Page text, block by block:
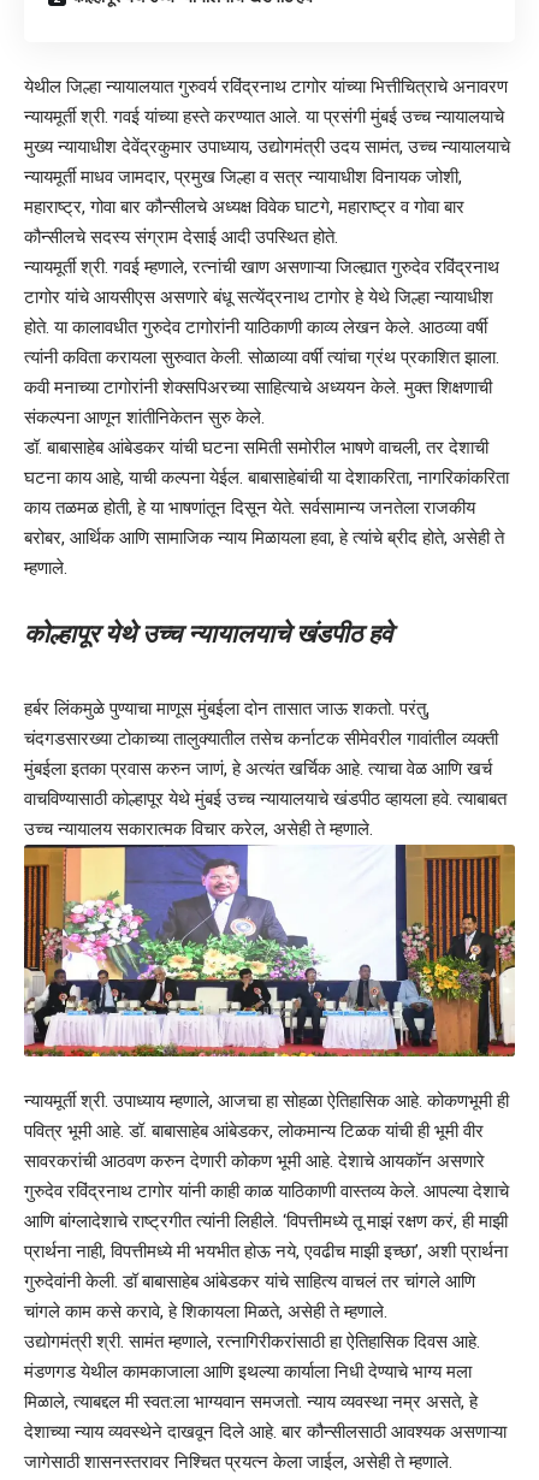
येथील जिल्हा न्यायालयात गुरुवर्य रविंद्रनाथ टागोर यांच्या भित्तीचित्राचे अनावरण
न्यायमूर्ती श्री. गवई यांच्या हस्ते करण्यात आले. या प्रसंगी मुंबई उच्च न्यायालयाचे
मुख्य न्यायाधीश देवेंद्रकुमार उपाध्याय, उद्योगमंत्री उदय सामंत, उच्च न्यायालयाचे
न्यायमूर्ती माधव जामदार, प्रमुख जिल्हा व सत्र न्यायाधीश विनायक जोशी,
महाराष्ट्र, गोवा बार कौन्सीलचे अध्यक्ष विवेक घाटगे, महाराष्ट्र व गोवा बार
कौन्सीलचे सदस्य संग्राम देसाई आदी उपस्थित होते.
न्यायमूर्ती श्री. गवई म्हणाले, रत्नांची खाण असणाऱ्या जिल्ह्यात गुरुदेव रविंद्रनाथ
टागोर यांचे आयसीएस असणारे बंधू सत्येंद्रनाथ टागोर हे येथे जिल्हा न्यायाधीश
होते. या कालावधीत गुरुदेव टागोरांनी याठिकाणी काव्य लेखन केले. आठव्या वर्षी
त्यांनी कविता करायला सुरुवात केली. सोळाव्या वर्षी त्यांचा ग्रंथ प्रकाशित झाला.
कवी मनाच्या टागोरांनी शेक्सपिअरच्या साहित्याचे अध्ययन केले. मुक्त शिक्षणाची
संकल्पना आणून शांतीनिकेतन सुरु केले.
डॉ. बाबासाहेब आंबेडकर यांची घटना समिती समोरील भाषणे वाचली, तर देशाची
घटना काय आहे, याची कल्पना येईल. बाबासाहेबांची या देशाकरिता, नागरिकांकरिता
काय तळमळ होती, हे या भाषणांतून दिसून येते. सर्वसामान्य जनतेला राजकीय
बरोबर, आर्थिक आणि सामाजिक न्याय मिळायला हवा, हे त्यांचे ब्रीद होते, असेही ते
म्हणाले.
कोल्हापूर येथे उच्च न्यायालयाचे खंडपीठ हवे
हर्बर लिंकमुळे पुण्याचा माणूस मुंबईला दोन तासात जाऊ शकतो. परंतु,
चंदगडसारख्या टोकाच्या तालुक्यातील तसेच कर्नाटक सीमेवरील गावांतील व्यक्ती
मुंबईला इतका प्रवास करुन जाणं, हे अत्यंत खर्चिक आहे. त्याचा वेळ आणि खर्च
वाचविण्यासाठी कोल्हापूर येथे मुंबई उच्च न्यायालयाचे खंडपीठ व्हायला हवे. त्याबाबत
उच्च न्यायालय सकारात्मक विचार करेल, असेही ते म्हणाले.
न्यायमूर्ती श्री. उपाध्याय म्हणाले, आजचा हा सोहळा ऐतिहासिक आहे. कोकणभूमी ही
पवित्र भूमी आहे. डॉ. बाबासाहेब आंबेडकर, लोकमान्य टिळक यांची ही भूमी वीर
सावरकरांची आठवण करुन देणारी कोकण भूमी आहे. देशाचे आयकॉन असणारे
गुरुदेव रविंद्रनाथ टागोर यांनी काही काळ याठिकाणी वास्तव्य केले. आपल्या देशाचे
आणि बांग्लादेशाचे राष्ट्रगीत त्यांनी लिहीले. ‘विपत्तीमध्ये तू माझं रक्षण करं, ही माझी
प्रार्थना नाही, विपत्तीमध्ये मी भयभीत होऊ नये, एवढीच माझी इच्छा’, अशी प्रार्थना
गुरुदेवांनी केली. डॉ बाबासाहेब आंबेडकर यांचे साहित्य वाचलं तर चांगले आणि
चांगले काम कसे करावे, हे शिकायला मिळते, असेही ते म्हणाले.
उद्योगमंत्री श्री. सामंत म्हणाले, रत्नागिरीकरांसाठी हा ऐतिहासिक दिवस आहे.
मंडणगड येथील कामकाजाला आणि इथल्या कार्याला निधी देण्याचे भाग्य मला
मिळाले, त्याबद्दल मी स्वत:ला भाग्यवान समजतो. न्याय व्यवस्था नम्र असते, हे
देशाच्या न्याय व्यवस्थेने दाखवून दिले आहे. बार कौन्सीलसाठी आवश्यक असणाऱ्या
जागेसाठी शासनस्तरावर निश्चित प्रयत्न केला जाईल, असेही ते म्हणाले.